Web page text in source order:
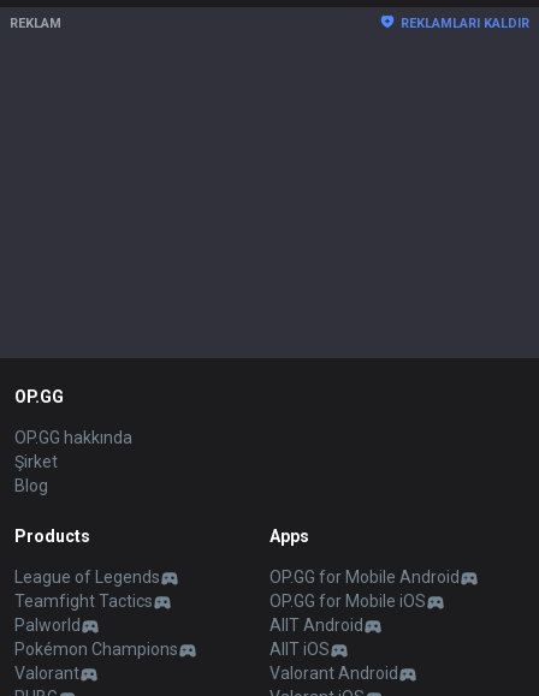
REKLAM REKLAMLARI KALDIR
OP.GG
OP.GG hakkında
Şirket
Blog
Products
League of Legends
Teamfight Tactics
Palworld
Pokémon Champions
Valorant
Apps
OP.GG for Mobile Android
OP.GG for Mobile iOS
AllT Android
AllT iOS
Valorant Android